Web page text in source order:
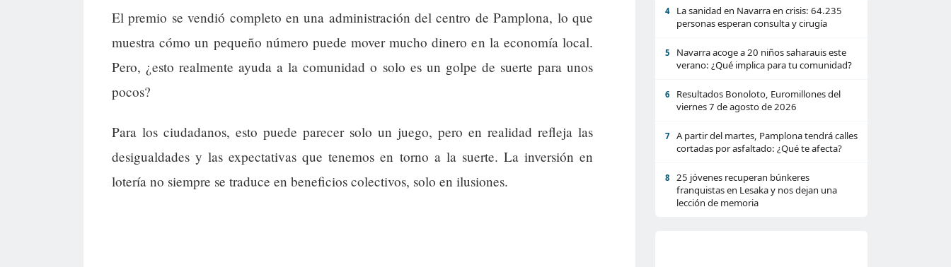
El premio se vendió completo en una administración del centro de Pamplona, lo que
muestra cómo un pequeño número puede mover mucho dinero en la economía local.
Pero, ¿esto realmente ayuda a la comunidad o solo es un golpe de suerte para unos
pocos?
Para los ciudadanos, esto puede parecer solo un juego, pero en realidad refleja las
desigualdades y las expectativas que tenemos en torno a la suerte. La inversión en
lotería no siempre se traduce en beneficios colectivos, solo en ilusiones.
4
La sanidad en Navarra en crisis: 64.235
personas esperan consulta y cirugía
5
Navarra acoge a 20 niños saharauis este
verano: ¿Qué implica para tu comunidad?
6
Resultados Bonoloto, Euromillones del
viernes 7 de agosto de 2026
7
A partir del martes, Pamplona tendrá calles
cortadas por asfaltado: ¿Qué te afecta?
8
25 jóvenes recuperan búnkeres
franquistas en Lesaka y nos dejan una
lección de memoria